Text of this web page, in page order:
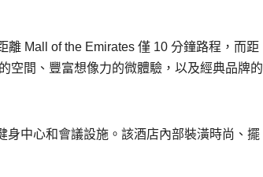
Mall of the Emirates 僅 10 分鐘路程，而距
空間、豐富想像力的微體驗，以及經典品牌的
中心和會議設施。該酒店內部裝潢時尚、擺